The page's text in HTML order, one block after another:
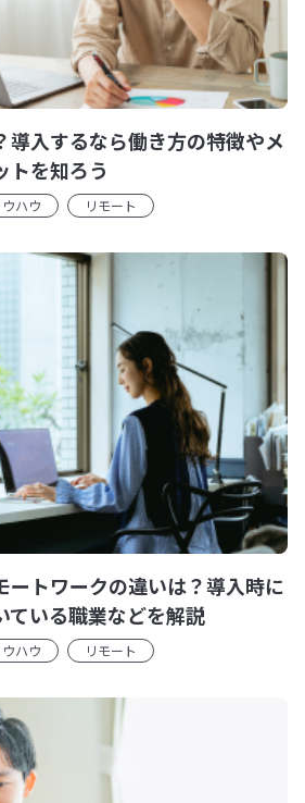
導入するなら働き方の特徴やメ
トを知ろう
ハウ リモート
ートワークの違いは？導入時に
ている職業などを解説
ハウ リモート